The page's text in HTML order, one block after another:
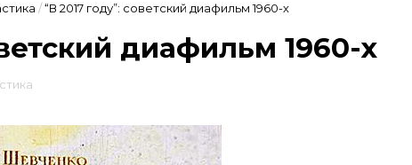
/“В 2017 году”: советский диафильм 1960-х
диафильм 1960-х